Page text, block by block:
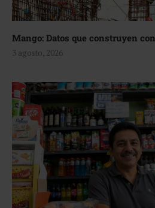
Mango: Datos que construyen
3 agosto, 2026